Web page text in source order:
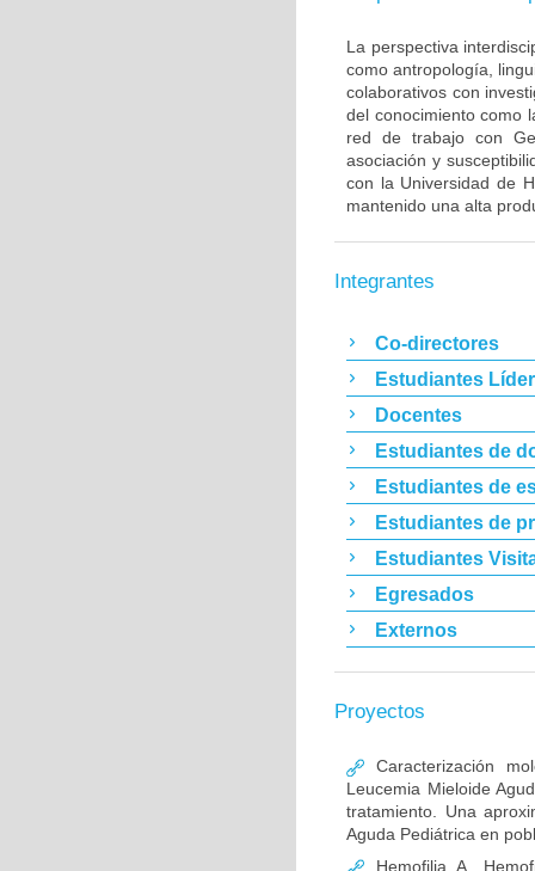
La perspectiva
como antropología,
colaborativos con
del conocimiento como
red de trabajo con
asociación y
con la Universidad de
mantenido una alta
Integrantes
Co-directores
Estudiantes
Docentes
Estudiantes de
Estudiantes de
Estudiantes de
Estudiantes
Egresados
Externos
Proyectos
Caracterización
Leucemia Mieloide
tratamiento. Una
Aguda Pediátrica en
Hemofilia A,